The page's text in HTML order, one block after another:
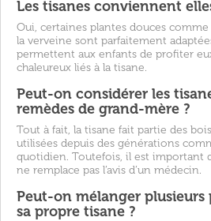
Les tisanes conviennent
Oui, certaines plantes douces
la verveine sont parfaitement
permettent aux enfants de profiter
chaleureux liés à la tisane.
Peut-on considérer les
remèdes de grand-mère ?
Tout à fait, la tisane fait partie des
utilisées depuis des générations
quotidien. Toutefois, il est important
ne remplace pas l’avis d’un médecin.
Peut-on mélanger plusieurs
sa propre tisane ?